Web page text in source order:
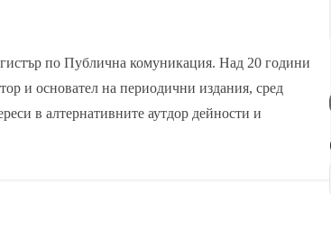
по Публична комуникация. Над 20 години
и основател на периодични издания, сред
в алтернативните аутдор дейности и